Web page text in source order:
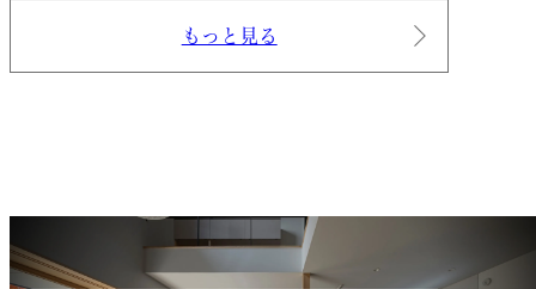
もっと見る